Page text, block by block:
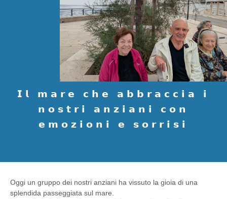
𝗜𝗹 𝗺𝗮𝗿𝗲 𝗰𝗵𝗲 𝗮𝗯𝗯𝗿𝗮𝗰𝗰𝗶𝗮 𝗶
𝗻𝗼𝘀𝘁𝗿𝗶 𝗮𝗻𝘇𝗶𝗮𝗻𝗶 𝗰𝗼𝗻
𝗲𝗺𝗼𝘇𝗶𝗼𝗻𝗶 𝗲 𝘀𝗼𝗿𝗿𝗶𝘀𝗶
Oggi un gruppo dei nostri anziani ha vissuto la gioia di una
splendida passeggiata sul mare.